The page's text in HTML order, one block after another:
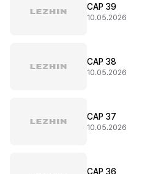
CAP 39
10.05.2026
CAP 38
10.05.2026
CAP 37
10.05.2026
CAP 36